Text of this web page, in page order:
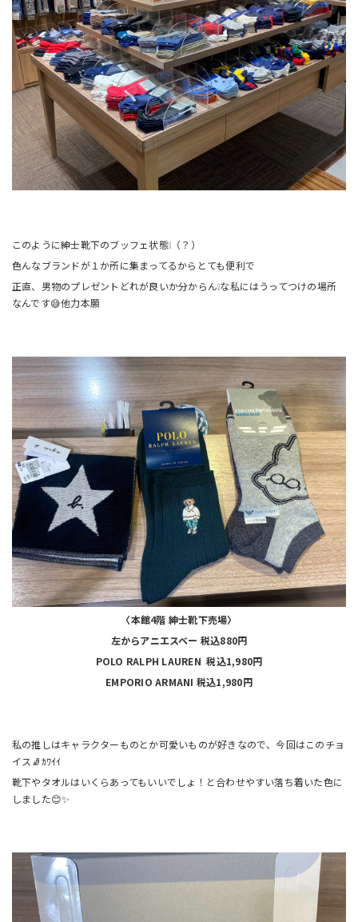
このように紳士靴下のブッフェ状態❕（？）
色んなブランドが１か所に集まってるからとても便利で
正直、男物のプレゼントどれが良いか分からん❕な私にはうってつけの場所
なんです😅他力本願
〈本館4階 紳士靴下売場〉
左からアニエスベー 税込880円
POLO RALPH LAUREN 税込1,980円
EMPORIO ARMANI 税込1,980円
私の推しはキャラクターものとか可愛いものが好きなので、今回はこのチョ
イス🧦ｶﾜｲｲ
靴下やタオルはいくらあってもいいでしょ！と合わせやすい落ち着いた色に
しました😊✨